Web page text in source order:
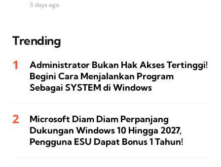
3 days ago
Trending
Administrator Bukan Hak Akses Tertinggi!
Begini Cara Menjalankan Program
Sebagai SYSTEM di Windows
Microsoft Diam Diam Perpanjang
Dukungan Windows 10 Hingga 2027,
Pengguna ESU Dapat Bonus 1 Tahun!